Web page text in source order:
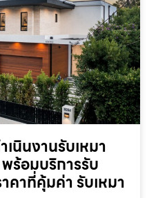
เนินงานรับเหมา
ร้อมบริการรับ
คาที่คุ้มค่า รับเหมา